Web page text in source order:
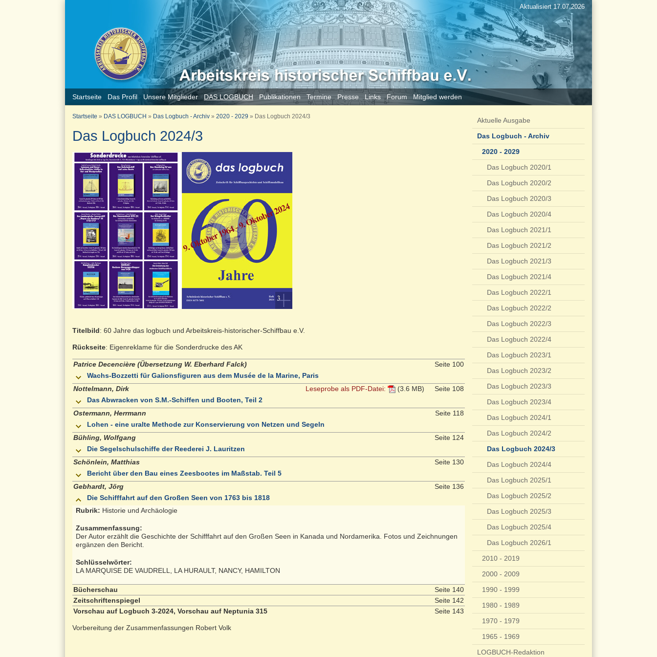
Startseite Das Profil Unsere Mitglieder DAS LOGBUCH Publikationen Termine Presse Links Forum Mitglied werden
Aktualisiert 17.07.2026
Startseite » DAS LOGBUCH » Das Logbuch - Archiv » 2020 - 2029 » Das Logbuch 2024/3
Das Logbuch 2024/3
Titelbild: 60 Jahre das logbuch und Arbeitskreis-historischer-Schiffbau e.V.
Rückseite: Eigenreklame für die Sonderdrucke des AK
Patrice Decencière (Übersetzung W. Eberhard Falck)
Seite 100
Wachs-Bozzetti für Galionsfiguren aus dem Musée de la Marine, Paris
Nottelmann, Dirk
Leseprobe als PDF-Datei: (3.6 MB)
Seite 108
Das Abwracken von S.M.-Schiffen und Booten, Teil 2
Ostermann, Herrmann
Seite 118
Lohen - eine uralte Methode zur Konservierung von Netzen und Segeln
Bühling, Wolfgang
Seite 124
Die Segelschulschiffe der Reederei J. Lauritzen
Schönlein, Matthias
Seite 130
Bericht über den Bau eines Zeesbootes im Maßstab. Teil 5
Gebhardt, Jörg
Seite 136
Die Schifffahrt auf den Großen Seen von 1763 bis 1818
Rubrik: Historie und Archäologie
Zusammenfassung:
Der Autor erzählt die Geschichte der Schifffahrt auf den Großen Seen in Kanada und Nordamerika. Fotos und Zeichnungen
ergänzen den Bericht.
Schlüsselwörter:
LA MARQUISE DE VAUDRELL, LA HURAULT, NANCY, HAMILTON
Bücherschau
Seite 140
Zeitschriftenspiegel
Seite 142
Vorschau auf Logbuch 3-2024, Vorschau auf Neptunia 315
Seite 143
Vorbereitung der Zusammenfassungen Robert Volk
Aktuelle Ausgabe
Das Logbuch - Archiv
2020 - 2029
Das Logbuch 2020/1
Das Logbuch 2020/2
Das Logbuch 2020/3
Das Logbuch 2020/4
Das Logbuch 2021/1
Das Logbuch 2021/2
Das Logbuch 2021/3
Das Logbuch 2021/4
Das Logbuch 2022/1
Das Logbuch 2022/2
Das Logbuch 2022/3
Das Logbuch 2022/4
Das Logbuch 2023/1
Das Logbuch 2023/2
Das Logbuch 2023/3
Das Logbuch 2023/4
Das Logbuch 2024/1
Das Logbuch 2024/2
Das Logbuch 2024/3
Das Logbuch 2024/4
Das Logbuch 2025/1
Das Logbuch 2025/2
Das Logbuch 2025/3
Das Logbuch 2025/4
Das Logbuch 2026/1
2010 - 2019
2000 - 2009
1990 - 1999
1980 - 1989
1970 - 1979
1965 - 1969
LOGBUCH-Redaktion